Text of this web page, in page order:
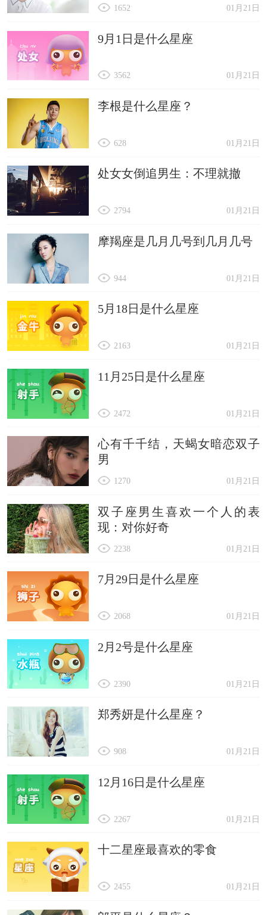
01月21日
1652
9月1日是什么星座
01月21日
3562
李根是什么星座？
01月21日
628
处女女倒追男生：不理就撤
01月21日
2794
摩羯座是几月几号到几月几号
01月21日
944
5月18日是什么星座
01月21日
2163
11月25日是什么星座
01月21日
2472
心有千千结，天蝎女暗恋双子
男
01月21日
1270
双子座男生喜欢一个人的表
现：对你好奇
01月21日
2238
7月29日是什么星座
01月21日
2068
2月2号是什么星座
01月21日
2390
郑秀妍是什么星座？
01月21日
908
12月16日是什么星座
01月21日
2267
十二星座最喜欢的零食
01月21日
2455